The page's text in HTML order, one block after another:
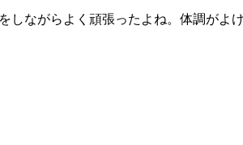
ながらよく頑張ったよね。体調がよ